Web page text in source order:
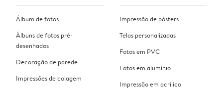
Álbum de fotos
Álbuns de fotos pré-
desenhados
Decoração de parede
Impressões de colagem
Impressão de pósters
Telas personalizadas
Fotos em PVC
Fotos em alumínio
Impressão em acrílico